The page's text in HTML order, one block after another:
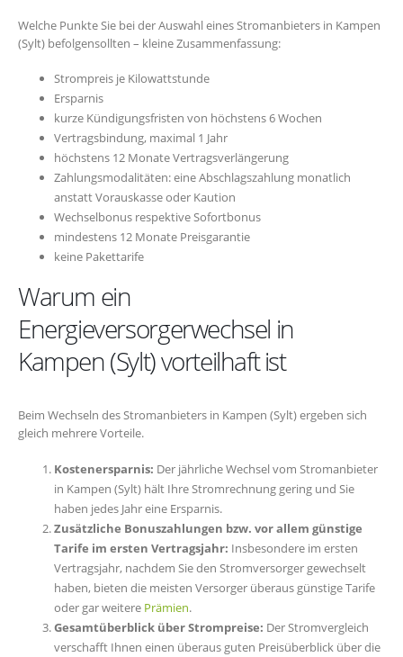
Welche Punkte Sie bei der Auswahl eines Stromanbieters in Kampen
(Sylt) befolgensollten – kleine Zusammenfassung:
Strompreis je Kilowattstunde
Ersparnis
kurze Kündigungsfristen von höchstens 6 Wochen
Vertragsbindung, maximal 1 Jahr
höchstens 12 Monate Vertragsverlängerung
Zahlungsmodalitäten: eine Abschlagszahlung monatlich
anstatt Vorauskasse oder Kaution
Wechselbonus respektive Sofortbonus
mindestens 12 Monate Preisgarantie
keine Pakettarife
Warum ein
Energieversorgerwechsel in
Kampen (Sylt) vorteilhaft ist
Beim Wechseln des Stromanbieters in Kampen (Sylt) ergeben sich
gleich mehrere Vorteile.
Kostenersparnis: Der jährliche Wechsel vom Stromanbieter
in Kampen (Sylt) hält Ihre Stromrechnung gering und Sie
haben jedes Jahr eine Ersparnis.
Zusätzliche Bonuszahlungen bzw. vor allem günstige
Tarife im ersten Vertragsjahr: Insbesondere im ersten
Vertragsjahr, nachdem Sie den Stromversorger gewechselt
haben, bieten die meisten Versorger überaus günstige Tarife
oder gar weitere Prämien.
Gesamtüberblick über Strompreise: Der Stromvergleich
verschafft Ihnen einen überaus guten Preisüberblick über die